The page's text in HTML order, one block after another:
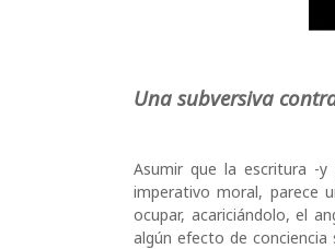
Una subversiva
Asumir que la escritura -
imperativo moral, parece
ocupar, acariciándolo, el
algún efecto de